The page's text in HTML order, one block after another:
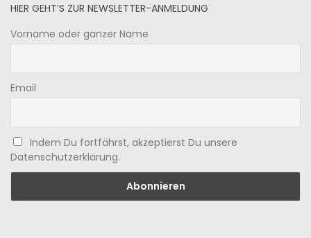
HIER GEHT’S ZUR NEWSLETTER-ANMELDUNG
Vorname oder ganzer Name
Email
Indem Du fortfährst, akzeptierst Du unsere
Datenschutzerklärung.